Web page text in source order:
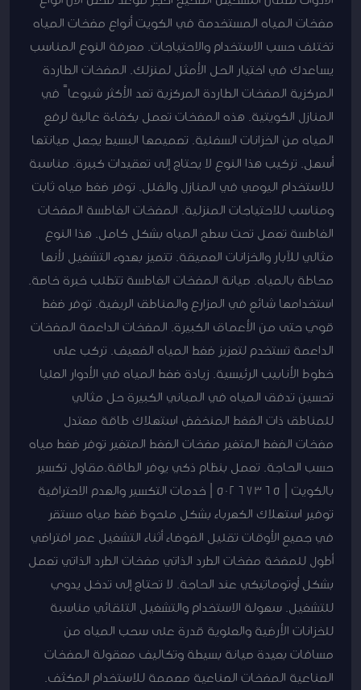
مضخات المياه المستخدمة في الكويت أنواع مضخات المياه
تختلف حسب الاستخدام والاحتياجات. معرفة النوع المناسب
يساعدك في اختيار الحل الأمثل لمنزلك. المضخات الطاردة
المركزية المضخات الطاردة المركزية تعد الأكثر شيوعاً في
المنازل الكويتية. هذه المضخات تعمل بكفاءة عالية لرفع
المياه من الخزانات السفلية. تصميمها البسيط يجعل صيانتها
أسهل. تركيب هذا النوع لا يحتاج إلى تعقيدات كبيرة. مناسبة
للاستخدام اليومي في المنازل والفلل. توفر ضغط مياه ثابت
ومناسب للاحتياجات المنزلية. المضخات الغاطسة المضخات
الغاطسة تعمل تحت سطح المياه بشكل كامل. هذا النوع
مثالي للآبار والخزانات العميقة. تتميز بهدوء التشغيل لأنها
محاطة بالمياه. صيانة المضخات الغاطسة تتطلب خبرة خاصة.
استخدامها شائع في المزارع والمناطق الريفية. توفر ضغط
قوي حتى من الأعماق الكبيرة. المضخات الداعمة المضخات
الداعمة تستخدم لتعزيز ضغط المياه الضعيف. تركب على
خطوط الأنابيب الرئيسية. زيادة ضغط المياه في الأدوار العليا
تحسين تدفق المياه في المباني الكبيرة حل مثالي
للمناطق ذات الضغط المنخفض استهلاك طاقة معتدل
مضخات الضغط المتغير مضخات الضغط المتغير توفر ضغط مياه
حسب الحاجة. تعمل بنظام ذكي يوفر الطاقة.مقاول تكسير
بالكويت | 50267365 | خدمات التكسير والهدم الاحترافية
توفير استهلاك الكهرباء بشكل ملحوظ ضغط مياه مستقر
في جميع الأوقات تقليل الضوضاء أثناء التشغيل عمر افتراضي
أطول للمضخة مضخات الطرد الذاتي مضخات الطرد الذاتي تعمل
بشكل أوتوماتيكي عند الحاجة. لا تحتاج إلى تدخل يدوي
للتشغيل. سهولة الاستخدام والتشغيل التلقائي مناسبة
للخزانات الأرضية والعلوية قدرة على سحب المياه من
مسافات بعيدة صيانة بسيطة وتكاليف معقولة المضخات
الصناعية المضخات الصناعية مصممة للاستخدام المكثف.